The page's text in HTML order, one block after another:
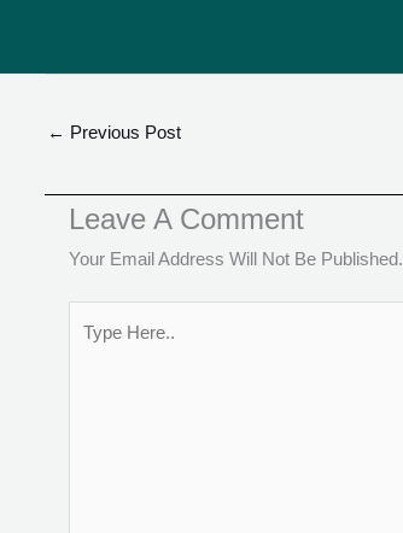
← Previous Post
Leave A Comment
Your Email Address Will Not Be Published.
Here..